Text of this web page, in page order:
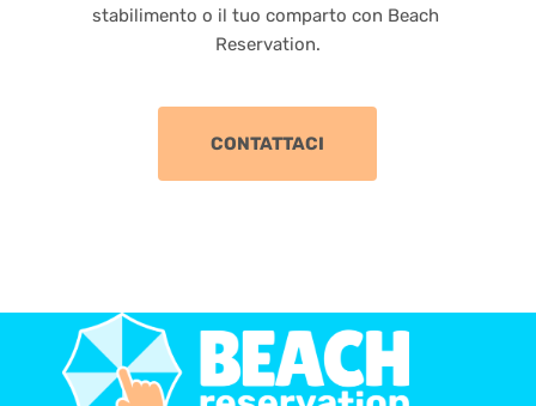
stabilimento o il tuo comparto con Beach
Reservation.
CONTATTACI